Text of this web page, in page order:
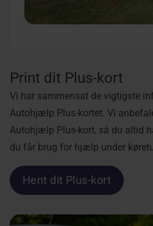
Print dit Plus-kort
Vi har sammensat de vigtigste
Autohjælp Plus-kortet. Vi
Autohjælp Plus-kort, så du altid
du får brug for hjælp under
Hent dit Plus-kort